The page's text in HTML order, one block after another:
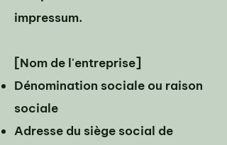
impressum.
[Nom de l'entreprise]
Dénomination sociale ou raison
sociale
Adresse du siège social de